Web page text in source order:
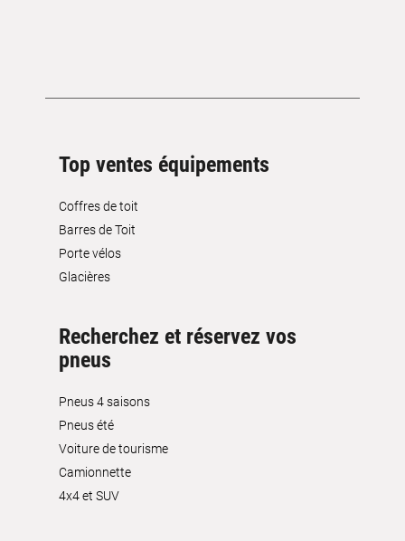
Top ventes équipements
Coffres de toit
Barres de Toit
Porte vélos
Glacières
Recherchez et réservez vos
pneus
Pneus 4 saisons
Pneus été
Voiture de tourisme
Camionnette
4x4 et SUV